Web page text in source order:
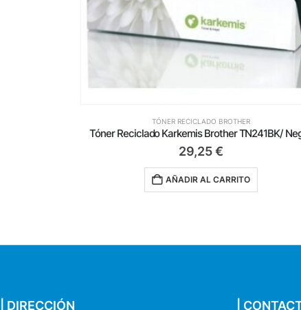
TÓNER RECICLADO BROTHER
Tóner Reciclado Karkemis Brother TN241BK/
29,25€
AÑADIR AL CARRITO
| DIRECCIÓN |